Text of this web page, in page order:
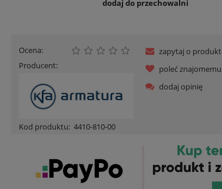
dodaj do przechowalni
Ocena:
Producent:
Kod produktu: 4410-810-00
zapytaj o produkt
poleć znajomemu
dodaj opinię